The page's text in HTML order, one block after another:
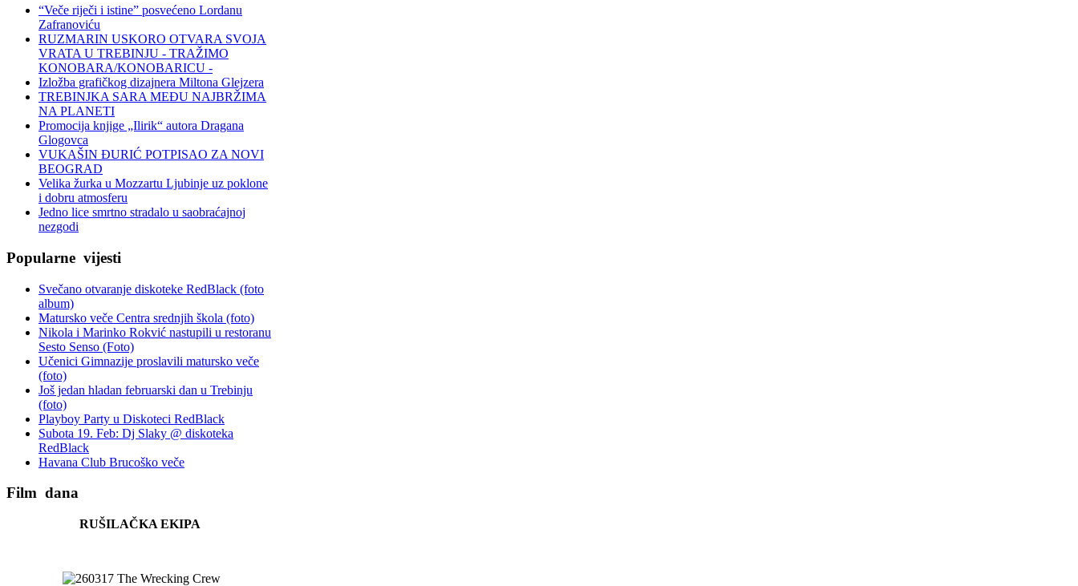
“Veče riječi i istine” posvećeno Lordanu
Zafranoviću
RUZMARIN USKORO OTVARA SVOJA
VRATA U TREBINJU - TRAŽIMO
KONOBARA/KONOBARICU -
Izložba grafičkog dizajnera Miltona Glejzera
TREBINЈKA SARA MEĐU NAJBRŽIMA
NA PLANETI
Promocija knjige „Ilirik“ autora Dragana
Glogovca
VUKAŠIN ĐURIĆ POTPISAO ZA NOVI
BEOGRAD
Velika žurka u Mozzartu Ljubinje uz poklone
i dobru atmosferu
Jedno lice smrtno stradalo u saobraćajnoj
nezgodi
Popularne vijesti
Svečano otvaranje diskoteke RedBlack (foto
album)
Matursko veče Centra srednjih škola (foto)
Nikola i Marinko Rokvić nastupili u restoranu
Sesto Senso (Foto)
Učenici Gimnazije proslavili matursko veče
(foto)
Još jedan hladan februarski dan u Trebinju
(foto)
Playboy Party u Diskoteci RedBlack
Subota 19. Feb: Dj Slaky @ diskoteka
RedBlack
Havana Club Brucoško veče
Film dana
RUŠILAČKA EKIPA